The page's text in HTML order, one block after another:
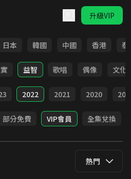
升級VIP
日本 韓國 中國 香港 泰
益智 歌唱 偶像 文化
2022 2021 2020
部分免費 VIP會員 全集兌換
熱門